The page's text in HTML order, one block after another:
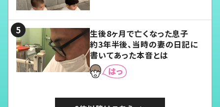
生後8ヶ月で亡くなった息子
約3年半後、当時の妻の日記に
書いてあった本音とは